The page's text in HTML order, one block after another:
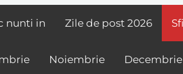
nunti in Zile de post 2026
Noiembrie Decembrie